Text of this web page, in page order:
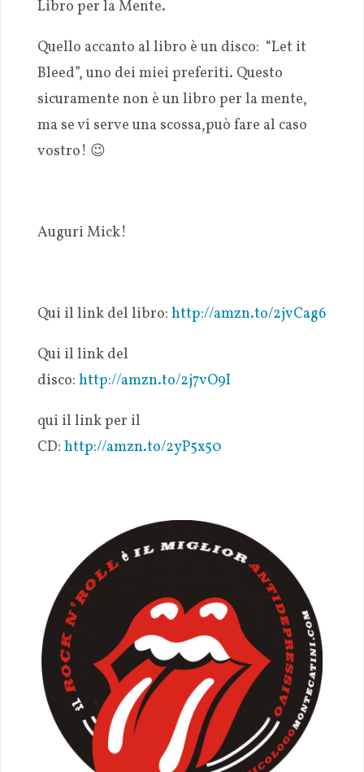
Libro per la Mente.
Quello accanto al libro è un disco: “Let it
Bleed”, uno dei miei preferiti. Questo
sicuramente non è un libro per la mente,
ma se vi serve una scossa,può fare al caso
vostro! 😉
Auguri Mick!
Qui il link del libro: http://amzn.to/2jvCag6
Qui il link del
disco: http://amzn.to/2j7vO9I
qui il link per il
CD: http://amzn.to/2yP5x50